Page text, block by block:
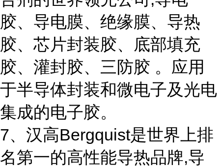
胶、导电膜、绝缘膜、导热
胶、芯片封装胶、底部填充
胶、灌封胶、三防胶 。应用
于半导体封装和微电子及光电
集成的电子胶。
7、汉高Bergquist是世界上排
名第一的高性能导热品牌,导